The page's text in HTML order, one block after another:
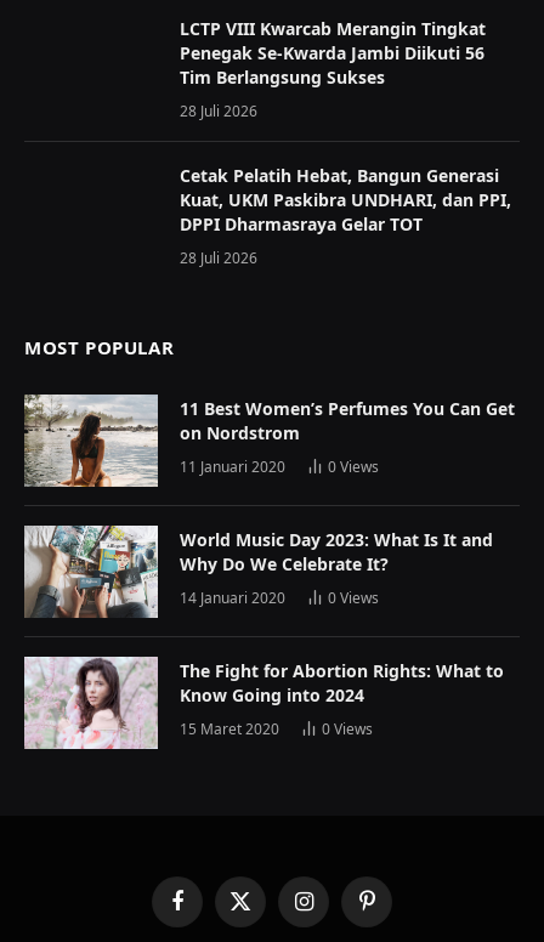
LCTP VIII Kwarcab Merangin Tingkat
Penegak Se-Kwarda Jambi Diikuti 56
Tim Berlangsung Sukses
28 Juli 2026
Cetak Pelatih Hebat, Bangun Generasi
Kuat, UKM Paskibra UNDHARI, dan PPI,
DPPI Dharmasraya Gelar TOT
28 Juli 2026
MOST POPULAR
11 Best Women’s Perfumes You Can Get
on Nordstrom
11 Januari 2020 0Views
World Music Day 2023: What Is It and
Why Do We Celebrate It?
14 Januari 2020 0Views
The Fight for Abortion Rights: What to
Know Going into 2024
15 Maret 2020 0Views
FacebookX
(Twitter)
InstagramPinterest